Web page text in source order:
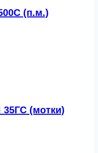
(п.м.)
(мотки)